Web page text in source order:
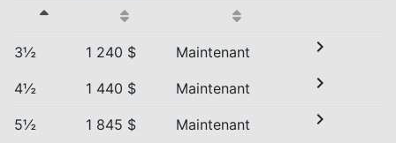
3½ 1 240 $ Maintenant chevron_right
4½ 1 440 $ Maintenant chevron_right
5½ 1 845 $ Maintenant chevron_right